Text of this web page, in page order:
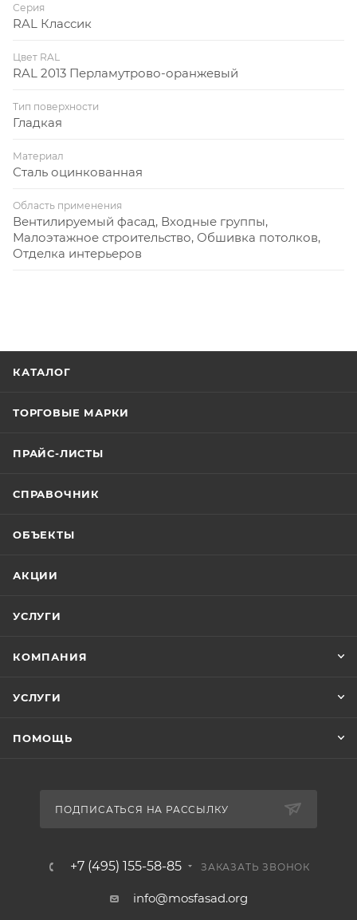
Серия
RAL Классик
Цвет RAL
RAL 2013 Перламутрово-оранжевый
Тип поверхности
Гладкая
Материал
Сталь оцинкованная
Область применения
Вентилируемый фасад, Входные группы,
Малоэтажное строительство, Обшивка потолков,
Отделка интерьеров
КАТАЛОГ
ТОРГОВЫЕ МАРКИ
ПРАЙС-ЛИСТЫ
СПРАВОЧНИК
ОБЪЕКТЫ
АКЦИИ
УСЛУГИ
КОМПАНИЯ
УСЛУГИ
ПОМОЩЬ
ПОДПИСАТЬСЯ НА РАССЫЛКУ
+7 (495) 155-58-85 ЗАКАЗАТЬ ЗВОНОК
info@mosfasad.org